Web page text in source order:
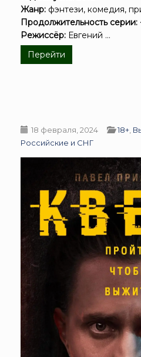
Жанр: фэнтези, комедия,
Продолжительность серии:
Режиссёр: Евгений ...
Перейти
18 февраля, 2024 18+,
Российские и СНГ